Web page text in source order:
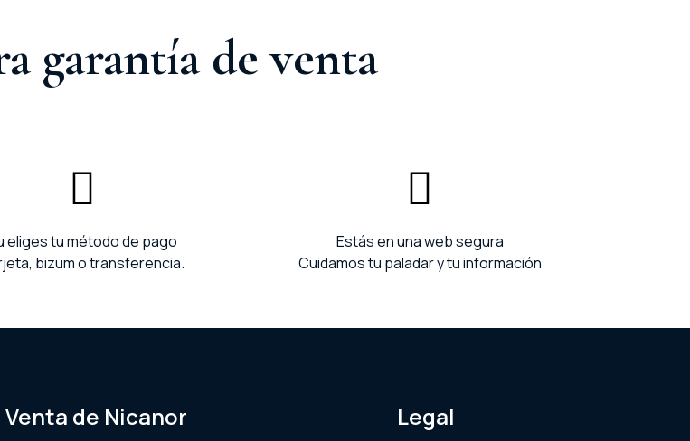
garantía de venta
eliges tu método de pago
bizum o transferencia.
Estás en una web segura
Cuidamos tu paladar y tu información
Venta de Nicanor Legal